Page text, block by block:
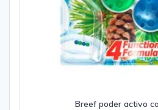
Breef poder activo